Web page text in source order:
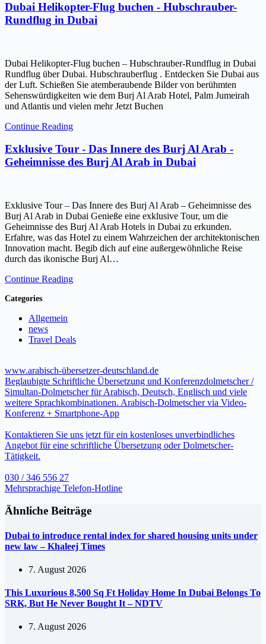
Dubai Helikopter-Flug buchen - Hubschrauber-
Rundflug in Dubai
Dubai Helikopter-Flug buchen – Hubschrauber-Rundflug in Dubai
Rundflug über Dubai. Hubschrauberflug . Entdecken Sie Dubai aus
der Luft. Schießen Sie atemberaubende Bilder von berühmten
Sehenswürdigkeiten wie dem Burj Al Arab Hotel, Palm Jumeirah
und Atlantis und vielen mehr Jetzt Buchen
Continue Reading
Exklusive Tour - Das Innere des Burj Al Arab -
Geheimnisse des Burj Al Arab in Dubai
Exklusive Tour – Das Innere des Burj Al Arab – Geheimnisse des
Burj Al Arab in Dubai Genieße eine exklusive Tour, um die
Geheimnisse des Burj Al Arab Hotels in Dubai zu erkunden.
Erfahre, was das Hotel zu einem Wahrzeichen der architektonischen
Innovation macht. Begib dich auf eine außergewöhnliche Reise
durch das ikonische Burj Al…
Continue Reading
Categories
Allgemein
news
Travel Deals
www.arabisch-übersetzer-deutschland.de
Beglaubigte Schriftliche Übersetzung und Konferenzdolmetscher /
Simultan-Dolmetscher für Arabisch, Deutsch, Englisch und viele
weitere Sprachkombinationen. Arabisch-Dolmetscher via Video-
Konferenz + Smartphone-App
Kontaktieren Sie uns jetzt für ein kostenloses unverbindliches
Angebot für eine schriftliche Übersetzung oder Dolmetscher-
Tätigkeit.
030 / 346 556 27
Mehrsprachige Telefon-Hotline
Ähnliche Beiträge
Dubai to introduce rental index for shared housing units under
new law – Khaleej Times
7. August 2026
This Luxurious 8,500 Sq Ft Holiday Home In Dubai Belongs To
SRK, But He Never Bought It – NDTV
7. August 2026